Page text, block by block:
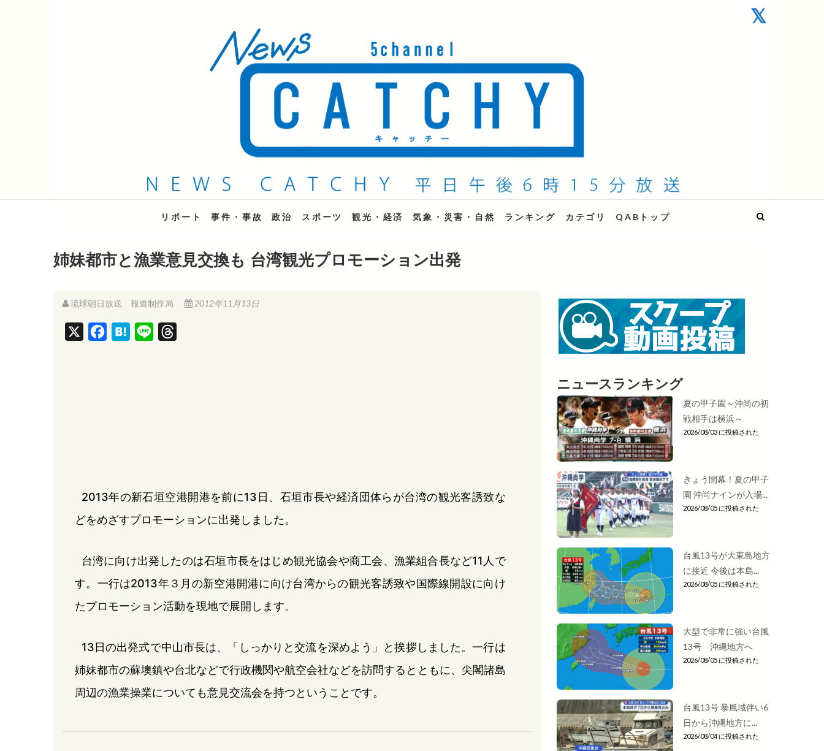
QAB NEWS Headline
キャッチー 月曜〜金曜 午後6時15分放送
リポート 事件・事故 政治 スポーツ 観光・経済 気象・災害・自然 ランキング カテゴリ QABトップ
姉妹都市と漁業意見交換も 台湾観光プロモーション出発
琉球朝日放送 報道制作局 2012年11月13日
H
2013年の新石垣空港開港を前に13日、石垣市長や経済団体らが台湾の観光客誘致な
どをめざすプロモーションに出発しました。
台湾に向け出発したのは石垣市長をはじめ観光協会や商工会、漁業組合長など11人で
す。一行は2013年３月の新空港開港に向け台湾からの観光客誘致や国際線開設に向け
たプロモーション活動を現地で展開します。
13日の出発式で中山市長は、「しっかりと交流を深めよう」と挨拶しました。一行は
姉妹都市の蘇墺鎮や台北などで行政機関や航空会社などを訪問するとともに、尖閣諸島
周辺の漁業操業についても意見交流会を持つということです。
ニュースランキング
夏の甲子園～沖尚の初
戦相手は横浜～
2026/08/03 に投稿された
きょう開幕！夏の甲子
園 沖尚ナインが入場...
2026/08/05 に投稿された
台風13号が大東島地方
に接近 今後は本島...
2026/08/05 に投稿された
大型で非常に強い台風
13号 沖縄地方へ
2026/08/05 に投稿された
台風13号 暴風域伴い6
日から沖縄地方に...
2026/08/04 に投稿された